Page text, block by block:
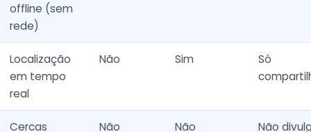
offline (sem
rede)
Localização
em tempo
real
Não Sim
Só
Cercas
Não
Não
Não